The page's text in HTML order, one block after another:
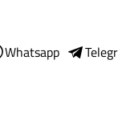
Whatsapp